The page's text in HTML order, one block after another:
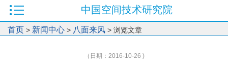
中国空间技术研究院
首页 > 新闻中心 > 八面来风 > 浏览文章
（日期：2016-10-26 )